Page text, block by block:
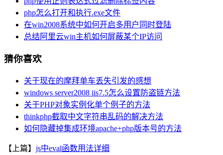
php怎么打开和执行.exe文件
在win2008系统中如何开启多用户同时登陆
总结阿里云win主机如何屏蔽某个IP访问
猜你喜欢
关于现在的摩拜单车丢失引发的感想
windows server2008 iis7.5怎么设置防盗链方法
关于PHP对象实例化单个例子的方法
thinkphp截取中文字符串乱码的解决方法
如何隐藏掉集成环境apache+php版本号的方法
【上篇】 js中eval函数用法详细